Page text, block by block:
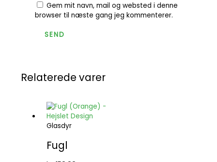
Gem mit navn, mail og websted i denne
browser til næste gang jeg kommenterer.
Relaterede varer
Glasdyr
Fugl